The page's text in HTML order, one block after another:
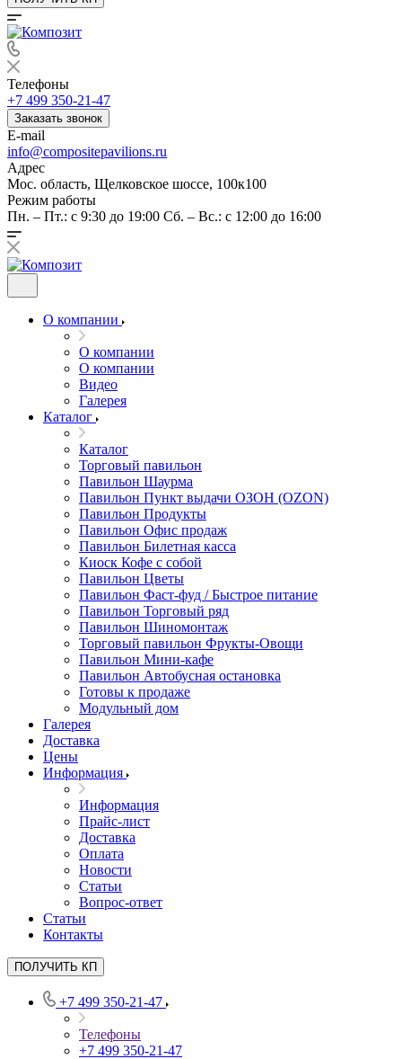
Телефоны
+7 499 350-21-47
Заказать звонок
E-mail
info@compositepavilions.ru
Адрес
Мос. область, Щелковское шоссе, 100к100
Режим работы
Пн. – Пт.: с 9:30 до 19:00 Сб. – Вс.: с 12:00 до 16:00
О компании
О компании
О компании
Видео
Галерея
Каталог
Каталог
Торговый павильон
Павильон Шаурма
Павильон Пункт выдачи ОЗОН (OZON)
Павильон Продукты
Павильон Офис продаж
Павильон Билетная касса
Киоск Кофе с собой
Павильон Цветы
Павильон Фаст-фуд / Быстрое питание
Павильон Торговый ряд
Павильон Шиномонтаж
Торговый павильон Фрукты-Овощи
Павильон Мини-кафе
Павильон Автобусная остановка
Готовы к продаже
Модульный дом
Галерея
Доставка
Цены
Информация
Информация
Прайс-лист
Доставка
Оплата
Новости
Статьи
Вопрос-ответ
Статьи
Контакты
ПОЛУЧИТЬ КП
+7 499 350-21-47
Телефоны
+7 499 350-21-47